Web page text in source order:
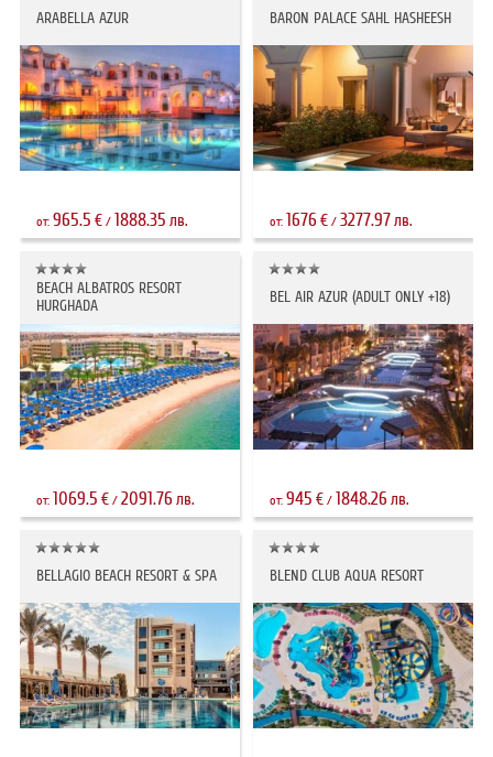
ARABELLA AZUR
от: 965.5 €/ 1888.35 лв.
BARON PALACE SAHL HASHEESH
от: 1676€ /3277.97лв.
BEACH ALBATROS RESORT
HURGHADA
от: 1069.5 €/ 2091.76лв.
BEL AIR AZUR (ADULT ONLY +18)
от:945 € / 1848.26лв.
BELLAGIO BEACH RESORT & SPA BLEND CLUB AQUA RESORT